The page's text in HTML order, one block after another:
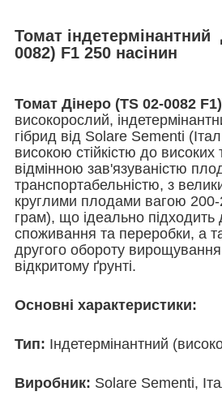
Томат індетермінантний
0082) F1 250 насінин
Томат Дінеро (TS 02-0082 F1)
високорослий,
гібрид від Solare Sementi
високою стійкістю до високих
відмінною зав'язуваністю
транспортабельністю, з
круглими плодами вагою
грам), що ідеально підходить
споживання та переробки, а
другого обороту
відкритому ґрунті.
Основні характеристики:
Тип: Індетермінантний
Виробник: Solare Sementi,